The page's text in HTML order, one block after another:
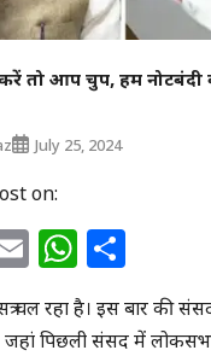
करें तो आप चुप, हम नोटबंदी
July 25, 2024
on:
Email
चल रहा है। इस बार की
पिछली संसद में